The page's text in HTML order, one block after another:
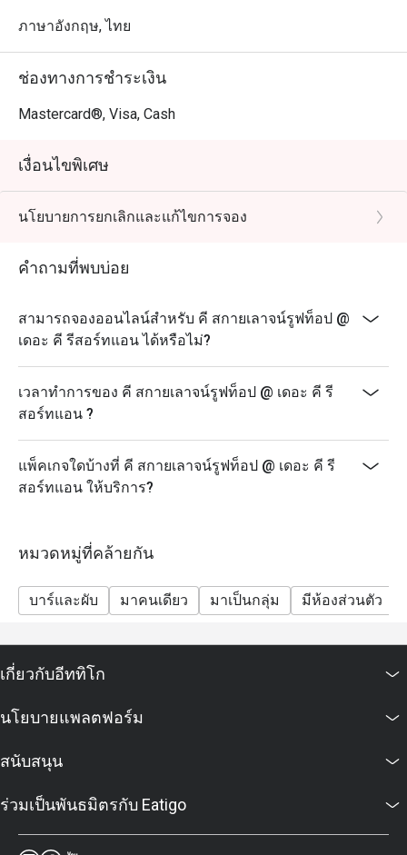
ภาษาอังกฤษ, ไทย
ช่องทางการชำระเงิน
Mastercard®, Visa, Cash
เงื่อนไขพิเศษ
นโยบายการยกเลิกและแก้ไขการจอง
คำถามที่พบบ่อย
สามารถจองออนไลน์สำหรับ คี สกายเลาจน์รูฟท็อป @
เดอะ คี รีสอร์ทแอน ได้หรือไม่?
เวลาทำการของ คี สกายเลาจน์รูฟท็อป @ เดอะ คี รี
สอร์ทแอน ?
แพ็คเกจใดบ้างที่ คี สกายเลาจน์รูฟท็อป @ เดอะ คี รี
สอร์ทแอน ให้บริการ?
หมวดหมู่ที่คล้ายกัน
บาร์และผับ มาคนเดียว มาเป็นกลุ่ม มีห้องส่วนตัว
เกี่ยวกับอีททิโก
นโยบายแพลตฟอร์ม
สนับสนุน
ร่วมเป็นพันธมิตรกับ Eatigo